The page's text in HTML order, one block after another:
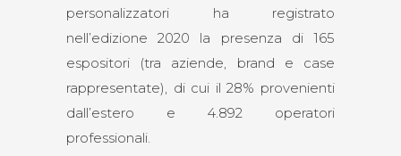
personalizzatori ha registrato
nell’edizione 2020 la presenza di 165
espositori (tra aziende, brand e case
rappresentate), di cui il 28% provenienti
dall’estero e 4.892 operatori
professionali.